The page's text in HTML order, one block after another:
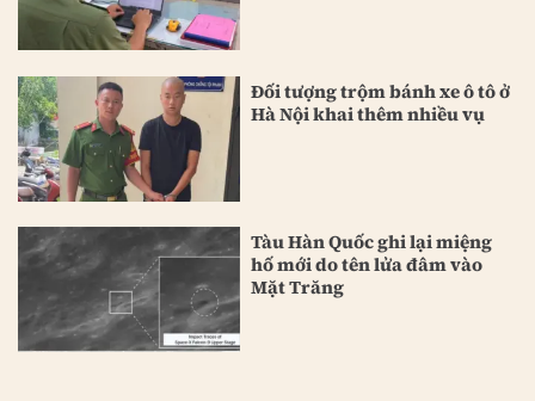
Đối tượng trộm bánh xe ô tô ở
Hà Nội khai thêm nhiều vụ
Tàu Hàn Quốc ghi lại miệng
hố mới do tên lửa đâm vào
Mặt Trăng